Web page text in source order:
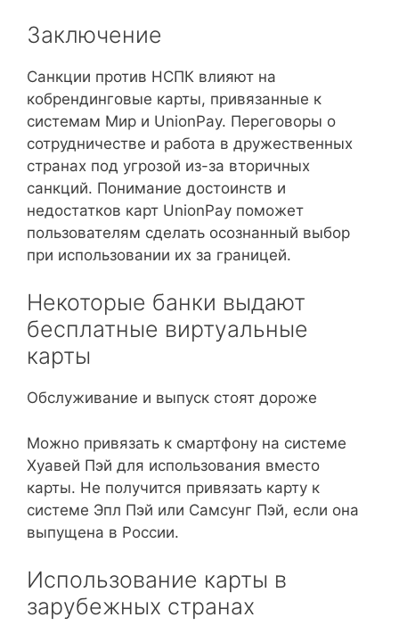
Заключение
Санкции против НСПК влияют на
кобрендинговые карты, привязанные к
системам Мир и UnionPay. Переговоры о
сотрудничестве и работа в дружественных
странах под угрозой из-за вторичных
санкций. Понимание достоинств и
недостатков карт UnionPay поможет
пользователям сделать осознанный выбор
при использовании их за границей.
Некоторые банки выдают
бесплатные виртуальные
карты
Обслуживание и выпуск стоят дороже
Можно привязать к смартфону на системе
Хуавей Пэй для использования вместо
карты. Не получится привязать карту к
системе Эпл Пэй или Самсунг Пэй, если она
выпущена в России.
Использование карты в
зарубежных странах